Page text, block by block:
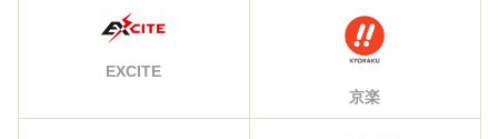
EXCITE
京楽